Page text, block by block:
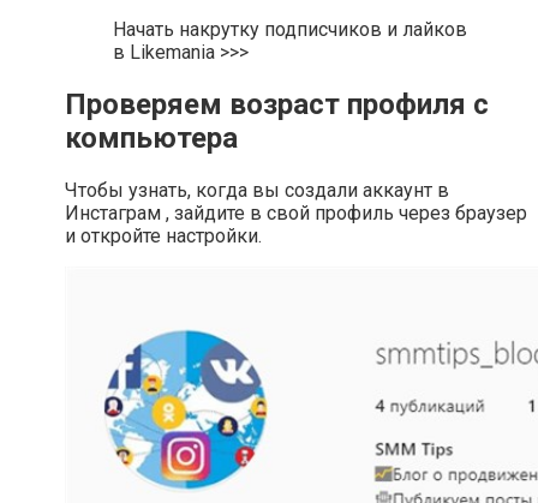
Начать накрутку подписчиков и лайков
в Likemania >>>
Проверяем возраст профиля с
компьютера
Чтобы узнать, когда вы создали аккаунт в
Инстаграм , зайдите в свой профиль через браузер
и откройте настройки.